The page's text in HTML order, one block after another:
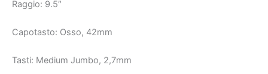
Raggio: 9.5″
Capotasto: Osso, 42mm
Tasti: Medium Jumbo, 2,7mm